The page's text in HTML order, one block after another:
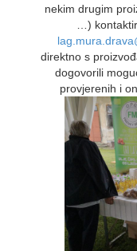
nekim drugim
…)
direktno s
dogovorili
provjerenih i